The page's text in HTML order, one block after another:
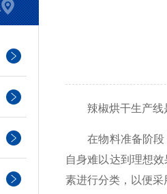
辣椒烘干生产线是
在物料准备阶段，
自身难以达到理想
素进行分类，以便